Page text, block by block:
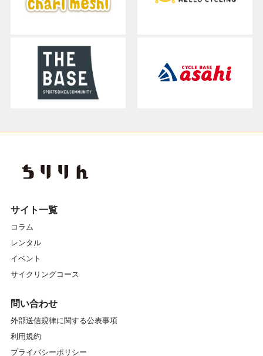
サイト一覧
コラム
レンタル
イベント
サイクリングコース
問い合わせ
外部送信規律に関する公表事項
利用規約
プライバシーポリシー